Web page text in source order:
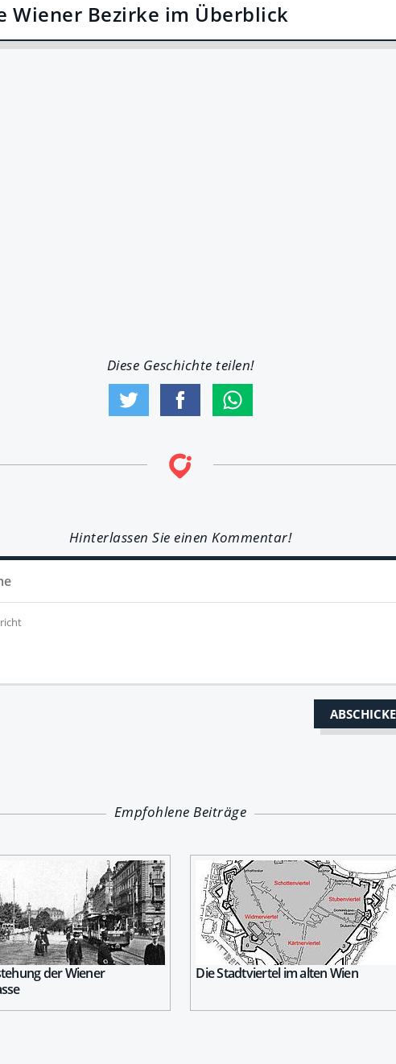
Wiener Bezirke im Überblick
Diese Geschichte teilen!
Hinterlassen Sie einen Kommentar!
Empfohlene Beiträge
der Wiener
Die Stadtviertel im alten Wien